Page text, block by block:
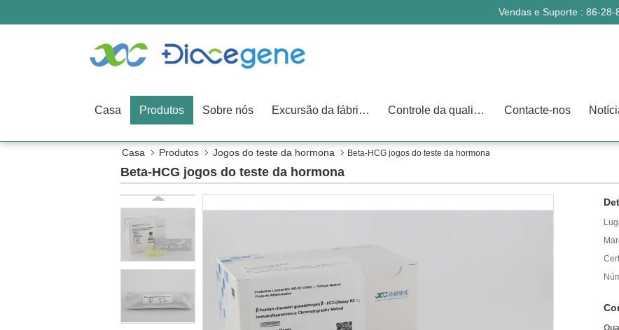
Vendas e Suporte : 86-28-
Casa Produtos Sobre nós Excursão da fábrica Controle da qualidade Contacte-nos
Casa Produtos Jogos do teste da hormona Beta-HCG jogos do teste da hormona
Beta-HCG jogos do teste da hormona